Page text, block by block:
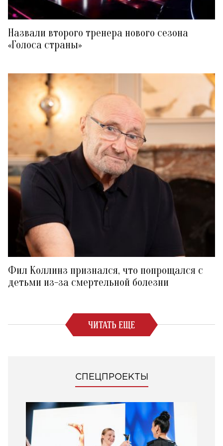
Назвали второго тренера нового сезона
«Голоса страны»
Фил Коллинз признался, что попрощался с
детьми из-за смертельной болезни
ЧИТАТЬ ЕЩЕ
СПЕЦПРОЕКТЫ